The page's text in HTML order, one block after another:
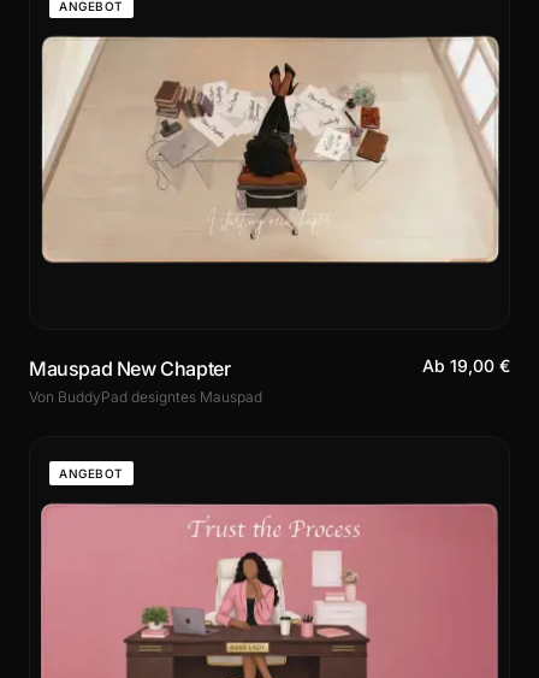
ANGEBOT
Mauspad New Chapter
Von BuddyPad designtes Mauspad
Ab 19,00 €
ANGEBOT